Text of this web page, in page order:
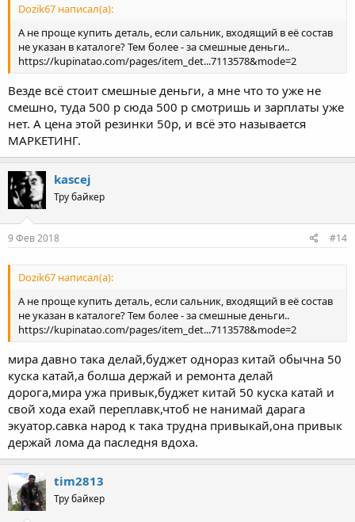
Dozik67 написал(а):
А не проще купить деталь, если сальник, входящий в её состав
не указан в каталоге? Тем более - за смешные деньги..
https://kupinatao.com/pages/item_det...7113578&mode=2
Везде всё стоит смешные деньги, а мне что то уже не
смешно, туда 500 р сюда 500 р смотришь и зарплаты уже
нет. А цена этой резинки 50р, и всё это называется
МАРКЕТИНГ.
kascej
Тру байкер
9 Фев 2018 #14
Dozik67 написал(а):
А не проще купить деталь, если сальник, входящий в её состав
не указан в каталоге? Тем более - за смешные деньги..
https://kupinatao.com/pages/item_det...7113578&mode=2
мира давно така делай,буджет однораз китай обычна 50
куска катай,а болша держай и ремонта делай
дорога,мира ужа привык,буджет китай 50 куска катай и
свой хода ехай переплавк,чтоб не нанимай дарага
экуатор.савка народ к така трудна привыкай,она привык
держай лома да паследня вдоха.
tim2813
Тру байкер